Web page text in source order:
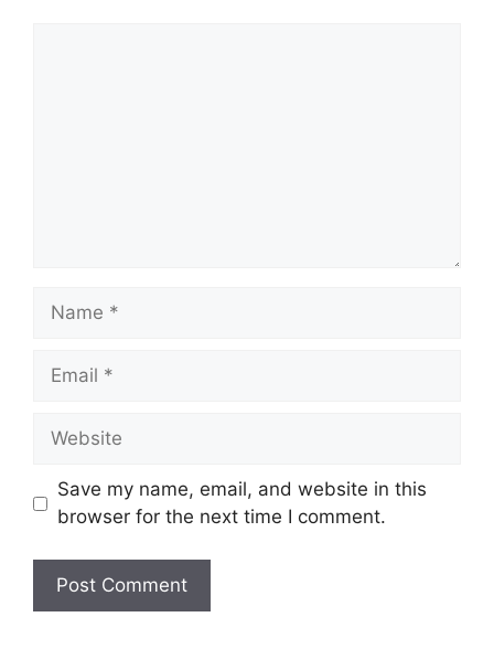
Name
Email
Website
Save my name, email, and website in this
browser for the next time I comment.